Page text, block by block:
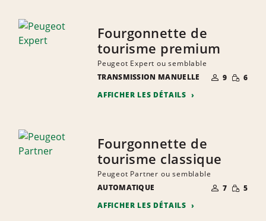
Fourgonnette de
tourisme premium
Peugeot Expert ou semblable
TRANSMISSION MANUELLE
NOMBRE DE
PERSONNES
9 RÉDUITE
6
AFFICHER LES DÉTAILS
Fourgonnette de
tourisme classique
Peugeot Partner ou semblable
AUTOMATIQUE
NOMBRE DE
PERSONNES
7 RÉDUITE
5
AFFICHER LES DÉTAILS